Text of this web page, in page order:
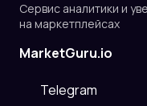
Сервис аналитики и
на маркетплейсах
MarketGuru.io
Telegram